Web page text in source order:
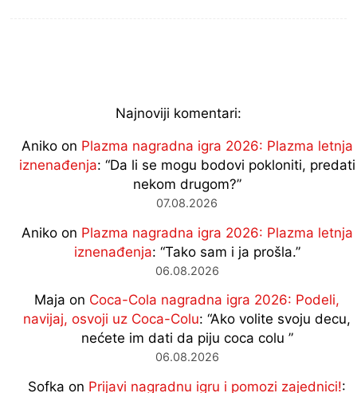
Najnoviji komentari:
Anikoon Plazma nagradna igra 2026: Plazma letnja
iznenađenja: “Da li se mogu bodovi pokloniti, predati
nekom drugom?”
07.08.2026
Anikoon Plazma nagradna igra 2026: Plazma letnja
iznenađenja: “Tako sam i ja prošla.”
06.08.2026
Maja on Coca-Cola nagradna igra 2026: Podeli,
navijaj, osvoji uz Coca-Colu: “Ako volite svoju decu,
nećete im dati da piju coca colu ”
06.08.2026
Sofka on Prijavi nagradnu igru i pomozi zajednici!: